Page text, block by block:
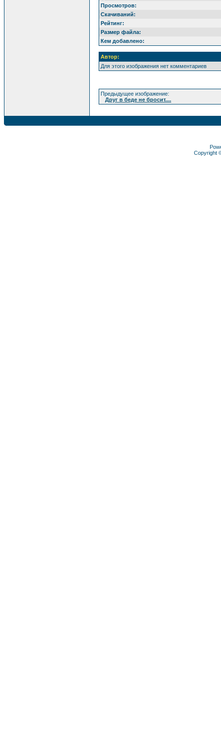
Просмотров:
Скачиваний:
Рейтинг:
Размер файла:
Кем добавлено:
Автор:
Для этого изображения нет комментариев
Предыдущее изображение:
Друг в беде не бросит....
Copyright